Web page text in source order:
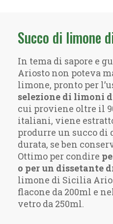
Succo di limone
In tema di sapore e
Ariosto non poteva
limone, pronto per
selezione di limoni
cui proviene oltre il
italiani, viene
produrre un succo di
durata, se ben
Ottimo per condire
o per un dissetante
limone di Sicilia
flacone da 200ml e
vetro da 250ml.